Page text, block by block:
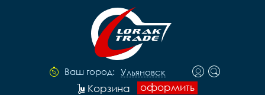
Ваш город: Ульяновск
оформить
Корзина